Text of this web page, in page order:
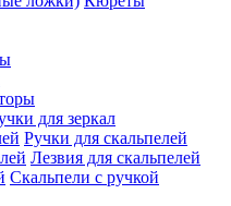
для зеркал
Ручки для скальпелей
Лезвия для скальпелей
Скальпели с ручкой